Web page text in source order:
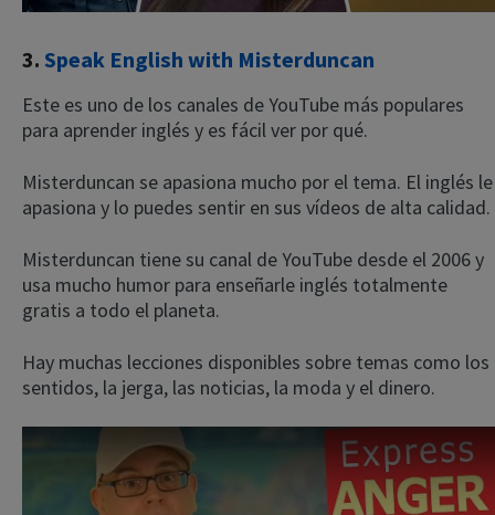
3.Speak English with Misterduncan
Este es uno de los canales de YouTube más populares
para aprender inglés y es fácil ver por qué.
Misterduncan se apasiona mucho por el tema. El inglés le
apasiona y lo puedes sentir en sus vídeos de alta calidad.
Misterduncan tiene su canal de YouTube desde el 2006 y
usa mucho humor para enseñarle inglés totalmente
gratis a todo el planeta.
Hay muchas lecciones disponibles sobre temas como los
sentidos, la jerga, las noticias, la moda y el dinero.